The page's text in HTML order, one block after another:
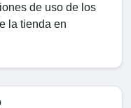
de uso de los
la tienda en